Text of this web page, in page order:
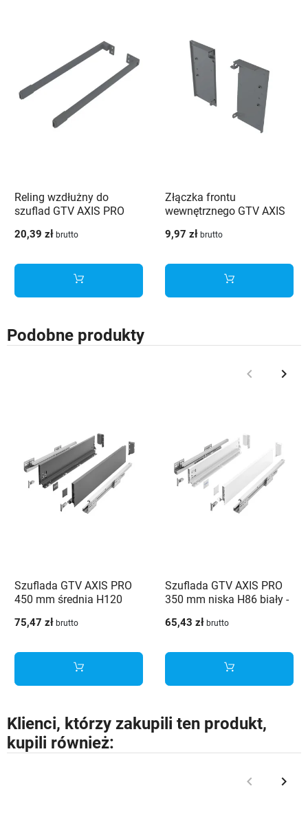
Reling wzdłużny do
szuflad GTV AXIS PRO
AXISPRO-RELKW500
20,39 zł brutto
Złączka frontu
wewnętrznego GTV AXIS
PB-AXISPRO-WEWMOCA
9,97 zł brutto
Podobne produkty
Poprzedni
keyboard_arrow_left keyboard_arrow_right
Szuflada GTV AXIS PRO
450 mm średnia H120
KPL450B
75,47 zł brutto
Szuflada GTV AXIS PRO
350 mm niska H86 biały -
65,43 zł brutto
Klienci, którzy zakupili ten produkt,
kupili również:
Poprzedni
keyboard_arrow_left keyboard_arrow_right